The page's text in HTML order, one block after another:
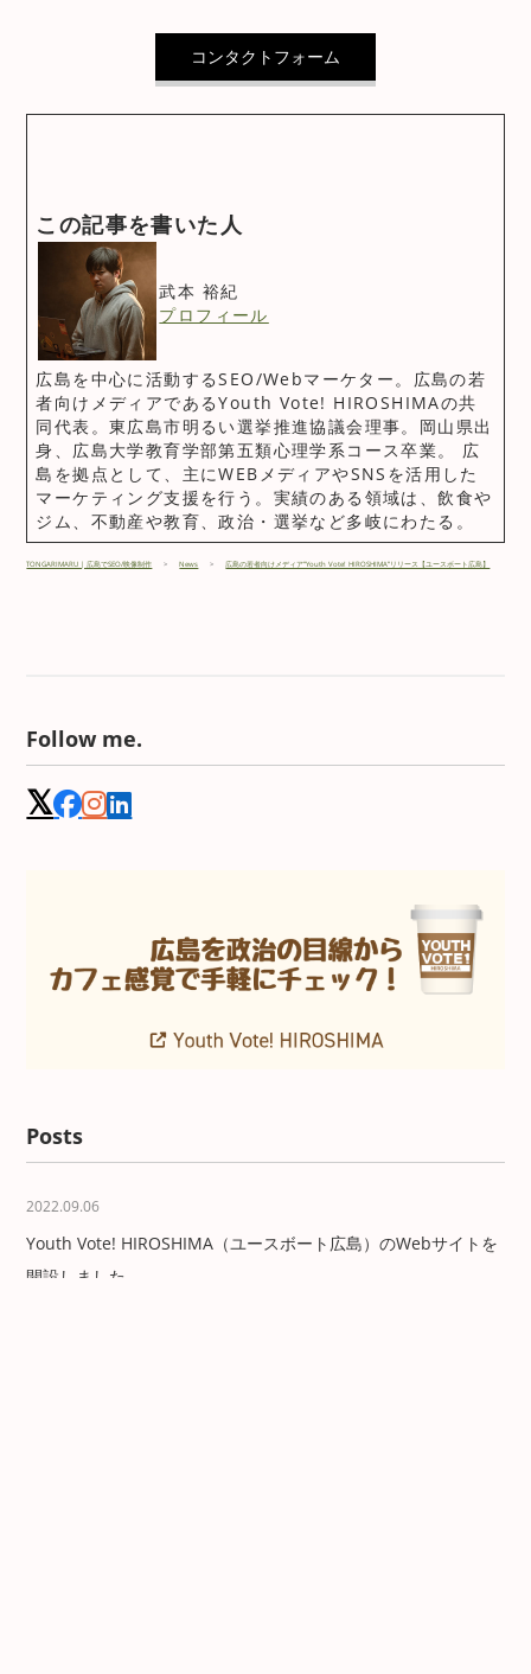
コンタクトフォーム
この記事を書いた人
武本 裕紀
プロフィール
広島を中心に活動するSEO/Webマーケター。広島の若
者向けメディアであるYouth Vote! HIROSHIMAの共
同代表。東広島市明るい選挙推進協議会理事。岡山県出
身、広島大学教育学部第五類心理学系コース卒業。 広
島を拠点として、主にWEBメディアやSNSを活用した
マーケティング支援を行う。実績のある領域は、飲食や
ジム、不動産や教育、政治・選挙など多岐にわたる。
TONGARIMARU | 広島でSEO/映像制作 News 広島の若者向けメディア”Youth Vote! HIROSHIMA”リリース【ユースボート広島】
Follow me.
Posts
2022.09.06
Youth Vote! HIROSHIMA（ユースボート広島）のWebサイトを
開設しました。